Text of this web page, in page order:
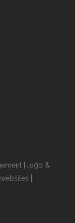
| logo &
|